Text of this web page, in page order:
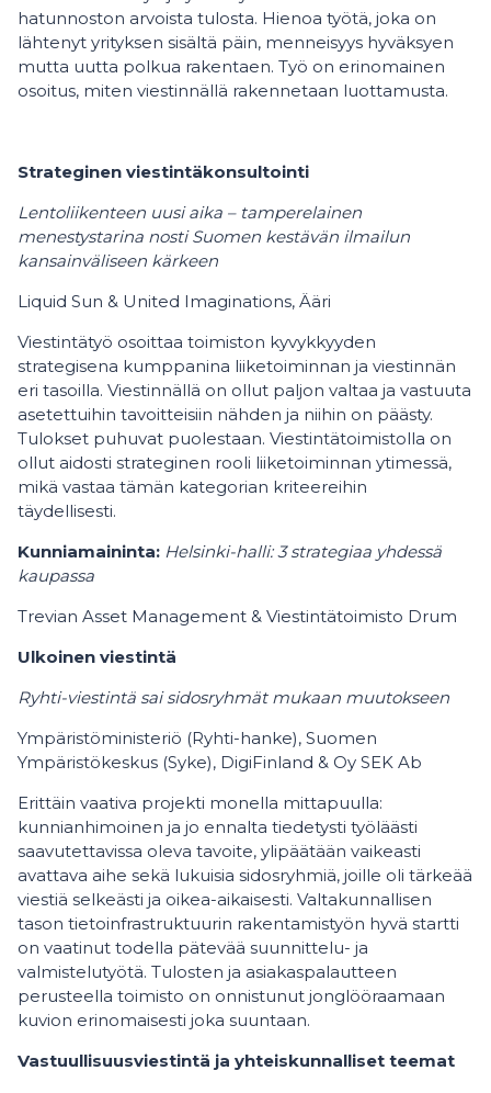
hatunnoston arvoista tulosta. Hienoa työtä, joka on
lähtenyt yrityksen sisältä päin, menneisyys hyväksyen
mutta uutta polkua rakentaen. Työ on erinomainen
osoitus, miten viestinnällä rakennetaan luottamusta.
Strateginen viestintäkonsultointi
Lentoliikenteen uusi aika – tamperelainen
menestystarina nosti Suomen kestävän ilmailun
kansainväliseen kärkeen
Liquid Sun & United Imaginations, Ääri
Viestintätyö osoittaa toimiston kyvykkyyden
strategisena kumppanina liiketoiminnan ja viestinnän
eri tasoilla. Viestinnällä on ollut paljon valtaa ja vastuuta
asetettuihin tavoitteisiin nähden ja niihin on päästy.
Tulokset puhuvat puolestaan. Viestintätoimistolla on
ollut aidosti strateginen rooli liiketoiminnan ytimessä,
mikä vastaa tämän kategorian kriteereihin
täydellisesti.
Kunniamaininta: Helsinki-halli: 3 strategiaa yhdessä
kaupassa
Trevian Asset Management & Viestintätoimisto Drum
Ulkoinen viestintä
Ryhti-viestintä sai sidosryhmät mukaan muutokseen
Ympäristöministeriö (Ryhti-hanke), Suomen
Ympäristökeskus (Syke), DigiFinland & Oy SEK Ab
Erittäin vaativa projekti monella mittapuulla:
kunnianhimoinen ja jo ennalta tiedetysti työläästi
saavutettavissa oleva tavoite, ylipäätään vaikeasti
avattava aihe sekä lukuisia sidosryhmiä, joille oli tärkeää
viestiä selkeästi ja oikea-aikaisesti. Valtakunnallisen
tason tietoinfrastruktuurin rakentamistyön hyvä startti
on vaatinut todella pätevää suunnittelu- ja
valmistelutyötä. Tulosten ja asiakaspalautteen
perusteella toimisto on onnistunut jonglööraamaan
kuvion erinomaisesti joka suuntaan.
Vastuullisuusviestintä ja yhteiskunnalliset teemat